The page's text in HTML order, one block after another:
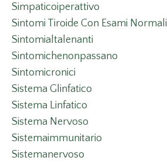
Simpaticoiperattivo
Sintomi Tiroide Con Esami Normali
Sintomialtalenanti
Sintomichenonpassano
Sintomicronici
Sistema Glinfatico
Sistema Linfatico
Sistema Nervoso
Sistemaimmunitario
Sistemanervoso